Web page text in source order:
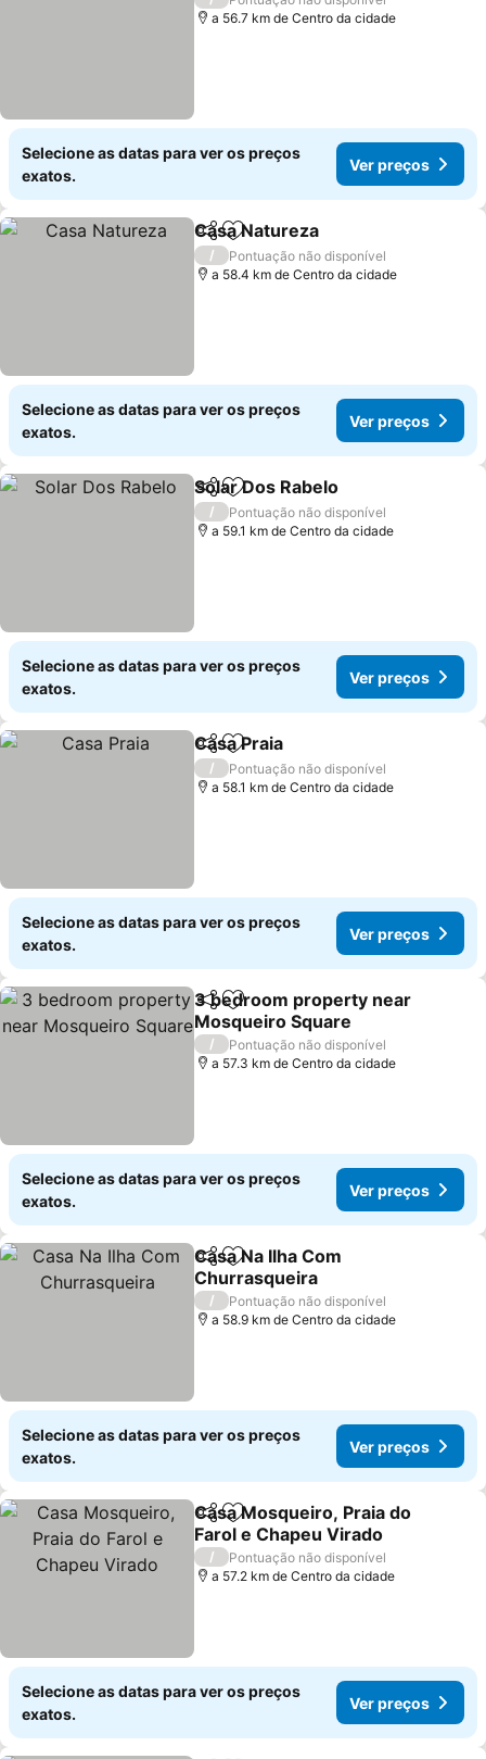
a 56.7 km de Centro da cidade
Selecione as datas para ver os preços
exatos.
Ver preços
PartilharAdicionar aos favoritos
Casa Natureza
/
Pontuação não disponível
a 58.4 km de Centro da cidade
Selecione as datas para ver os preços
exatos.
Ver preços
PartilharAdicionar aos favoritos
Solar Dos Rabelo
/
Pontuação não disponível
a 59.1 km de Centro da cidade
Selecione as datas para ver os preços
exatos.
Ver preços
PartilharAdicionar aos favoritos
Casa Praia
/
Pontuação não disponível
a 58.1 km de Centro da cidade
Selecione as datas para ver os preços
exatos.
Ver preços
PartilharAdicionar aos favoritos
3 bedroom property near
Mosqueiro Square
/
Pontuação não disponível
a 57.3 km de Centro da cidade
Selecione as datas para ver os preços
exatos.
Ver preços
PartilharAdicionar aos favoritos
Casa Na Ilha Com
Churrasqueira
/
Pontuação não disponível
a 58.9 km de Centro da cidade
Selecione as datas para ver os preços
exatos.
Ver preços
PartilharAdicionar aos favoritos
Casa Mosqueiro, Praia do
Farol e Chapeu Virado
/
Pontuação não disponível
a 57.2 km de Centro da cidade
Selecione as datas para ver os preços
exatos.
Ver preços